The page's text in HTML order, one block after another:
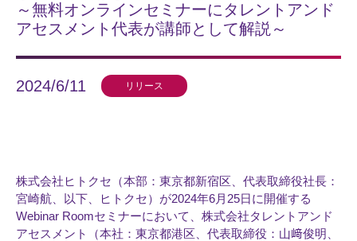
～無料オンラインセミナーにタレントアンド
アセスメント代表が講師として解説～
2024/6/11 リリース
株式会社ヒトクセ（本部：東京都新宿区、代表取締役社長：
宮崎航、以下、ヒトクセ）が2024年6月25日に開催する
Webinar Roomセミナーにおいて、株式会社タレントアンド
アセスメント（本社：東京都港区、代表取締役：山﨑俊明、